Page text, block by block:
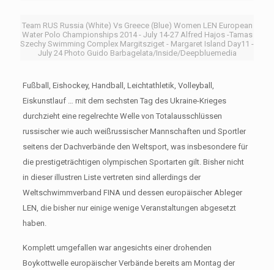
Team RUS Russia (White) Vs Greece (Blue) Women LEN European
Water Polo Championships 2014 - July 14-27 Alfred Hajos -Tamas
Szechy Swimming Complex Margitsziget - Margaret Island Day11 -
July 24 Photo Guido Barbagelata/Inside/Deepbluemedia
Fußball, Eishockey, Handball, Leichtathletik, Volleyball,
Eiskunstlauf … mit dem sechsten Tag des Ukraine-Krieges
durchzieht eine regelrechte Welle von Totalausschlüssen
russischer wie auch weißrussischer Mannschaften und Sportler
seitens der Dachverbände den Weltsport, was insbesondere für
die prestigeträchtigen olympischen Sportarten gilt. Bisher nicht
in dieser illustren Liste vertreten sind allerdings der
Weltschwimmverband FINA und dessen europäischer Ableger
LEN, die bisher nur einige wenige Veranstaltungen abgesetzt
haben.
Komplett umgefallen war angesichts einer drohenden
Boykottwelle europäischer Verbände bereits am Montag der